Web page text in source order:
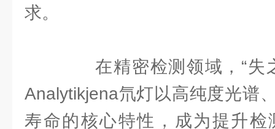
求。
在精密检测领域，“失
Analytikjena氘灯以高纯度光谱
寿命的核心特性，成为提升